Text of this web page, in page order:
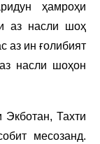
ҳамроҳи
аз насли шоҳ
аз ин ғолибият
насли шоҳон
Тахти
месозанд.